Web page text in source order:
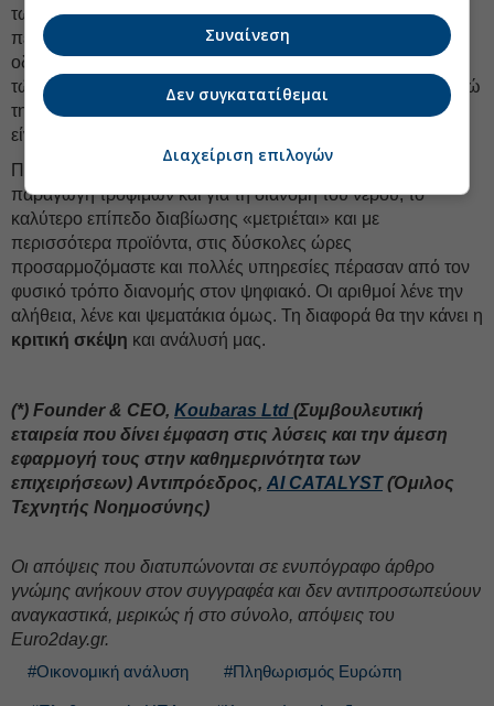
των παγκόσμιων αγορών. Πως η ύφεση μας κάνει
περισσότερο συντηρητικούς και η άνοδος των αξιών μάς
οδηγεί στην κατανάλωση. Πως σαράντα και πλέον χρόνια
τώρα, ο κόσμος θεωρεί την τροφή και το νερό δεδομένα, ενώ
την ενέργεια υψηλής αξίας θέμα. Η αλήθεια, όπως πάντα,
είναι περισσότερο
Παντού χρειάζεται ενέργεια, προφανώς και για την
παραγωγή τροφίμων και για τη διανομή του νερού, το
καλύτερο επίπεδο διαβίωσης «μετριέται» και με
περισσότερα προϊόντα, στις δύσκολες ώρες
προσαρμοζόμαστε και πολλές υπηρεσίες πέρασαν από τον
φυσικό τρόπο διανομής στον ψηφιακό. Οι αριθμοί λένε την
αλήθεια, λένε και ψεματάκια όμως. Τη διαφορά θα την κάνει η
κριτική σκέψη και ανάλυσή μας.
(*) Founder & CEO, Koubaras Ltd (Συμβουλευτική
εταιρεία που δίνει έμφαση στις λύσεις και την άμεση
εφαρμογή τους στην καθημερινότητα των
επιχειρήσεων) Αντιπρόεδρος, AI CATALYST(Όμιλος
Τεχνητής Νοημοσύνης)
Oι απόψεις που διατυπώνονται σε ενυπόγραφο άρθρο
γνώμης ανήκουν στον συγγραφέα και δεν αντιπροσωπεύουν
αναγκαστικά, μερικώς ή στο σύνολο, απόψεις του
Euro2day.gr.
#Οικονομική ανάλυση
#Πληθωρισμός Ευρώπη
Συναίνεση
Δεν συγκατατίθεμαι
Διαχείριση επιλογών